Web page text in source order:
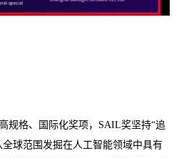
格、国际化奖项，SAIL奖坚持“追
球范围发掘在人工智能领域中具有